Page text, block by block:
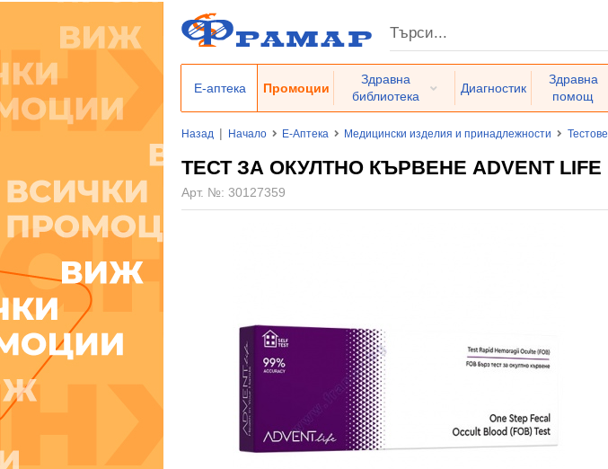
Е-аптека Промоции
Здравна
библиотека
Диагностик
Здравна
помощ
Назад | Начало Е-Аптека Медицински изделия и принадлежности Тестове
ТЕСТ ЗА ОКУЛТНО КЪРВЕНЕ ADVENT LIFE
Арт. №: 30127359